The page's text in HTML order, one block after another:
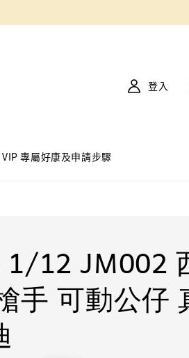
VIP 專屬好康及申請步驟
登入
1/12 JM002
手 可動公仔